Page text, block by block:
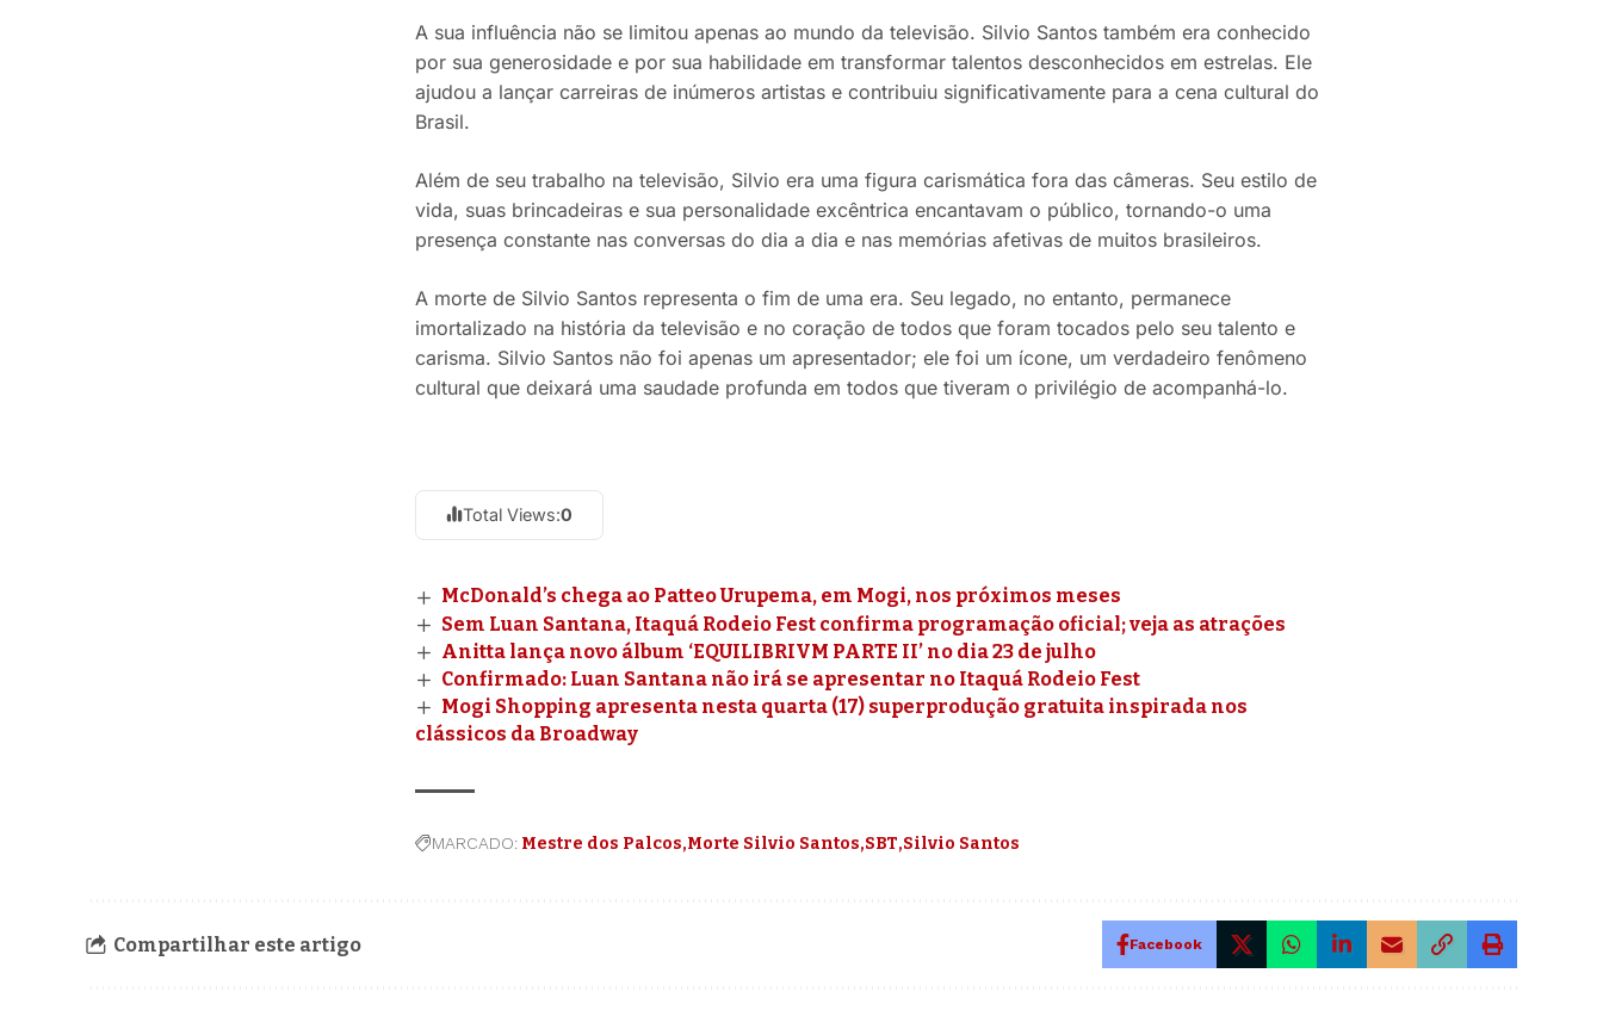
A sua influência não se limitou apenas ao mundo da televisão. Silvio Santos também era conhecido
por sua generosidade e por sua habilidade em transformar talentos desconhecidos em estrelas. Ele
ajudou a lançar carreiras de inúmeros artistas e contribuiu significativamente para a cena cultural do
Brasil.
Além de seu trabalho na televisão, Silvio era uma figura carismática fora das câmeras. Seu estilo de
vida, suas brincadeiras e sua personalidade excêntrica encantavam o público, tornando-o uma
presença constante nas conversas do dia a dia e nas memórias afetivas de muitos brasileiros.
A morte de Silvio Santos representa o fim de uma era. Seu legado, no entanto, permanece
imortalizado na história da televisão e no coração de todos que foram tocados pelo seu talento e
carisma. Silvio Santos não foi apenas um apresentador; ele foi um ícone, um verdadeiro fenômeno
cultural que deixará uma saudade profunda em todos que tiveram o privilégio de acompanhá-lo.
Total Views:0
McDonald’s chega ao Patteo Urupema, em Mogi, nos próximos meses
Sem Luan Santana, Itaquá Rodeio Fest confirma programação oficial; veja as atrações
Anitta lança novo álbum ‘EQUILIBRIVM PARTE II’ no dia 23 de julho
Confirmado: Luan Santana não irá se apresentar no Itaquá Rodeio Fest
Mogi Shopping apresenta nesta quarta (17) superprodução gratuita inspirada nos
clássicos da Broadway
MARCADO: Mestre dos Palcos Morte Silvio Santos SBT Silvio Santos
Compartilhar este artigo Facebook